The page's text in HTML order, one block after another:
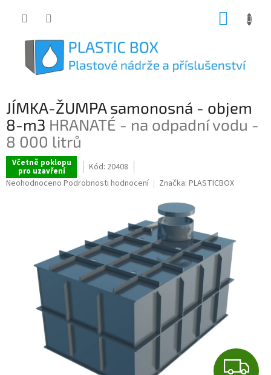
JÍMKA-ŽUMPA samonosná - objem
8-m3 HRANATÉ - na odpadní vodu -
8 000 litrů
Včetně poklopu
pro uzavření Kód: 20408
Průměrné
hvězdiček.
Neohodnoceno Podrobnosti hodnocení Značka: PLASTICBOX
Z